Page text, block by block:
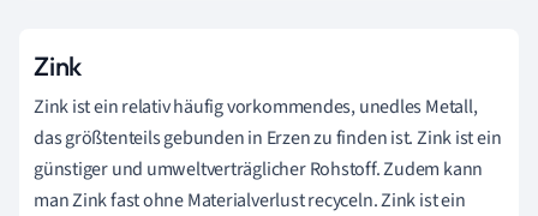
Zink
Zink ist ein relativ häufig vorkommendes, unedles Metall,
das größtenteils gebunden in Erzen zu finden ist. Zink ist ein
günstiger und umweltverträglicher Rohstoff. Zudem kann
man Zink fast ohne Materialverlust recyceln. Zink ist ein